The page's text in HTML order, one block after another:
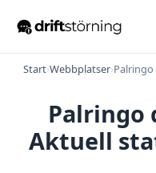
Start›Webbplatser›Palringo
Palringo
Aktuell